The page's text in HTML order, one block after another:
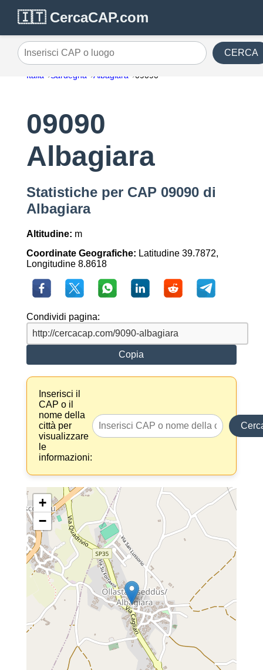
🇮🇹 CercaCAP.com
Inserisci CAP o luogo CERCA
Italia Sardegna Albagiara 09090
09090
Albagiara
Statistiche per CAP 09090 di
Albagiara
Altitudine: m
Coordinate Geografiche: Latitudine 39.7872,
Longitudine 8.8618
Condividi pagina:
Copia
Inserisci il
CAP o il
nome della
città per
visualizzare
le
informazioni:
+
−